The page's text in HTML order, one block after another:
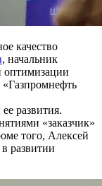
качество
, начальник
оптимизации
«Газпромнефть
развития.
«заказчик»
того, Алексей
развитии